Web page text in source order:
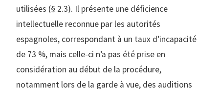
utilisées (§ 2.3). Il présente une déficience
intellectuelle reconnue par les autorités
espagnoles, correspondant à un taux d’incapacité
de 73 %, mais celle-ci n’a pas été prise en
considération au début de la procédure,
notamment lors de la garde à vue, des auditions